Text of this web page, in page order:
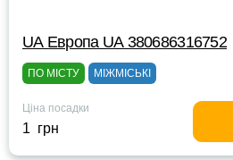
UА Европа UА 380686316752
ПО МІСТУ МІЖМІСЬКІ
Ціна посадки
1 грн